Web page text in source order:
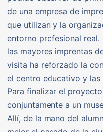
de una empresa de
que utilizan y la
entorno profesional real.
las mayores imprentas
visita ha reforzado la
el centro educativo y las
Para finalizar el
conjuntamente a un
Allí, de la mano del